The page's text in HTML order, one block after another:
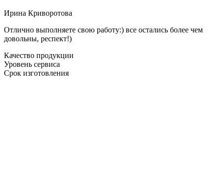
Ирина Криворотова
Отлично выполняете свою работу:) все остались более чем
довольны, респект!)
Качество продукции
Уровень сервиса
Срок изготовления